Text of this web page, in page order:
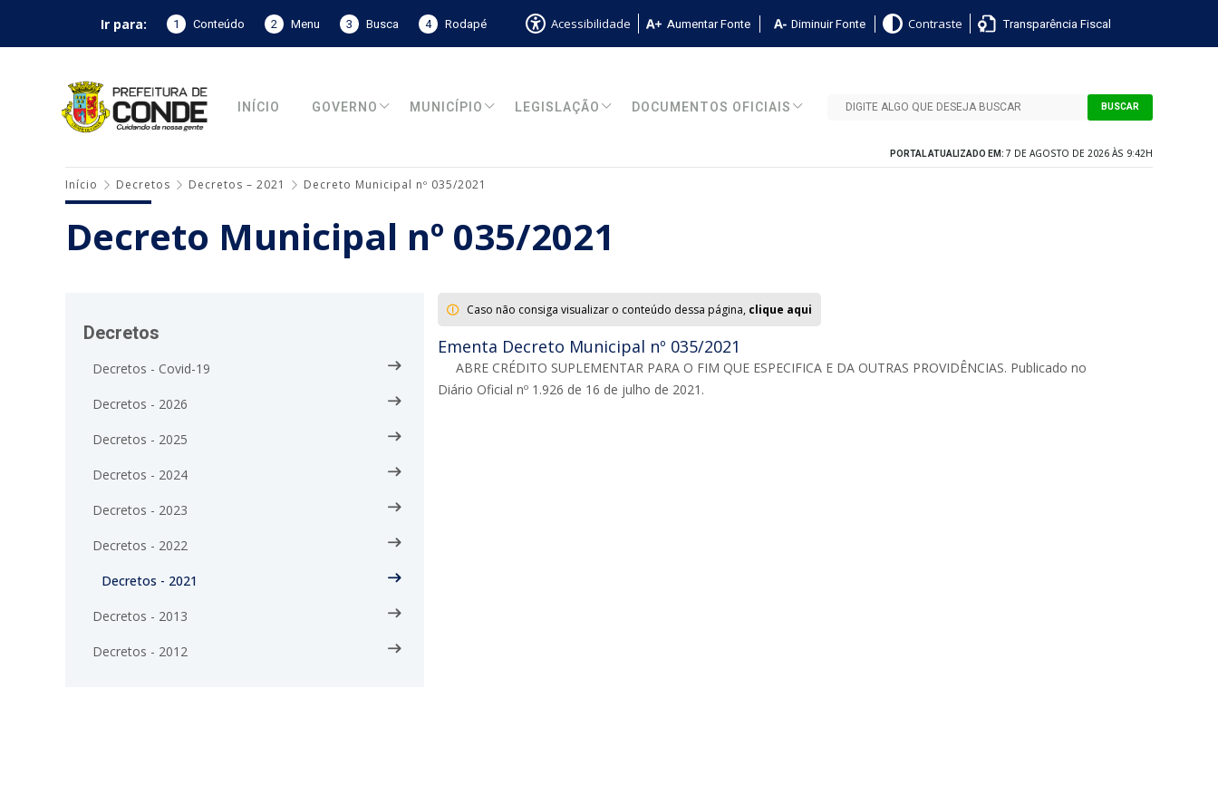
Ir para: 1 Conteúdo 2 Menu 3 Busca 4 Rodapé Acessibilidade Aumentar Fonte Diminuir Fonte Contraste Transparência Fiscal
INÍCIO GOVERNO MUNICÍPIO LEGISLAÇÃO DOCUMENTOS OFICIAIS BUSCAR
PORTAL ATUALIZADO EM: 7 DE AGOSTO DE 2026 ÀS 9:42H
Início Decretos Decretos – 2021 Decreto Municipal nº 035/2021
Decreto Municipal nº 035/2021
Decretos
Decretos - Covid-19
Decretos - 2026
Decretos - 2025
Decretos - 2024
Decretos - 2023
Decretos - 2022
Decretos - 2021
Decretos - 2013
Decretos - 2012
Caso não consiga visualizar o conteúdo dessa página, clique aqui
Ementa Decreto Municipal nº 035/2021
ABRE CRÉDITO SUPLEMENTAR PARA O FIM QUE ESPECIFICA E DA OUTRAS PROVIDÊNCIAS. Publicado no
Diário Oficial nº 1.926 de 16 de julho de 2021.